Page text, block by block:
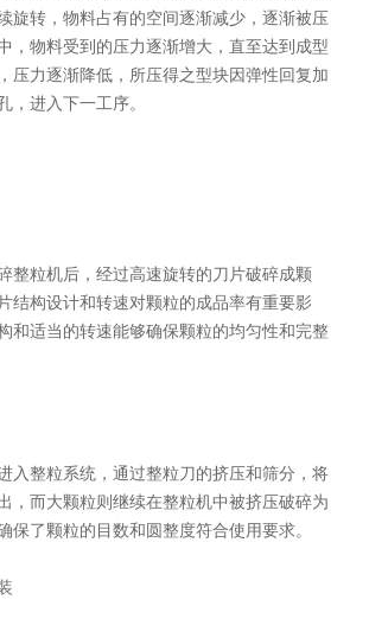
旋转，物料占有的空间逐渐减少，逐渐被压
，物料受到的压力逐渐增大，直至达到成型
压力逐渐降低，所压得之型块因弹性回复加
，进入下一工序。
粒机后，经过高速旋转的刀片破碎成颗
结构设计和转速对颗粒的成品率有重要影
和适当的转速能够确保颗粒的均匀性和完整
整粒系统，通过整粒刀的挤压和筛分，将
，而大颗粒则继续在整粒机中被挤压破碎为
保了颗粒的目数和圆整度符合使用要求。